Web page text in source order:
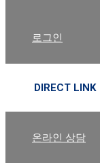
로그인
DIRECT LINK
온라인 상담